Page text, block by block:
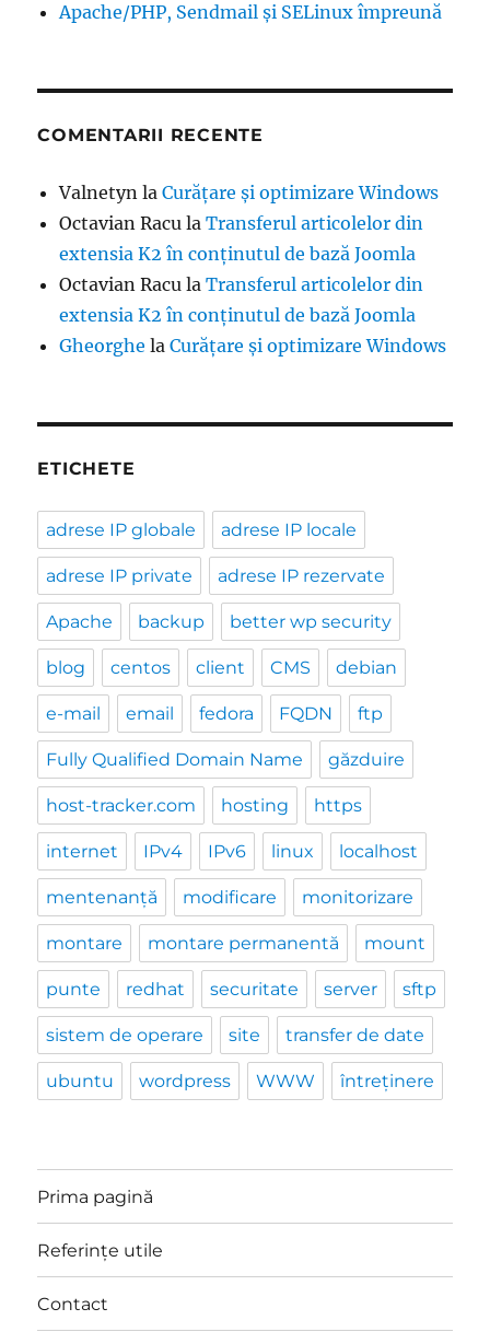
Apache/PHP, Sendmail și SELinux împreună
COMENTARII RECENTE
Valnetyn laCurățare și optimizare Windows
Octavian Racu laTransferul articolelor din
extensia K2 în conținutul de bază Joomla
Octavian Racu laTransferul articolelor din
extensia K2 în conținutul de bază Joomla
Gheorghe laCurățare și optimizare Windows
ETICHETE
adrese IP globale adrese IP locale
adrese IP private adrese IP rezervate
Apache backup better wp security
blog centos client CMS debian
e-mail email fedora FQDN ftp
Fully Qualified Domain Name găzduire
host-tracker.com hosting https
internet IPv4 IPv6 linux localhost
mentenanță modificare monitorizare
montare montare permanentă mount
punte redhat securitate server sftp
sistem de operare site transfer de date
ubuntu wordpress WWW întreținere
Prima pagină
Referințe utile
Contact